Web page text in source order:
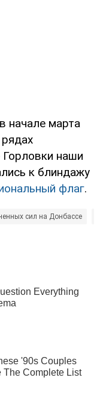
начале марта
наши
к блиндажу
флаг.
сил на Донбассе